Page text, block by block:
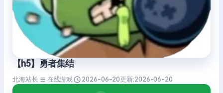
【h5】勇者集结
北海站长 在线游戏 2026-06-20更新:2026-06-20